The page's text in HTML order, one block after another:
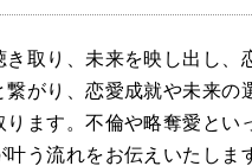
取り、未来を映し出し
がり、恋愛成就や未来の
ます。不倫や略奪愛とい
う流れをお伝えいたしま